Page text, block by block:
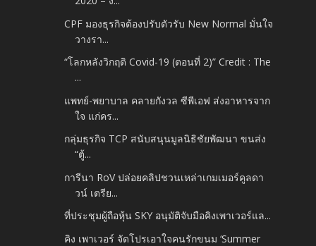
CPF มองธุรกิจต้องปรับตัวรับ New Normal มั่นใจ
วางรา...
“โลกหลังวิกฤติ Covid-19 (ตอนที่ 2)” Credit : The
...
แพทย์-พยาบาล คลายกังวล ซีพีเอฟ ส่งอาหารจาก
ใจ แก่คร...
กลุ่มธุรกิจ TCP สนับสนุนมูลนิธิชัยพัฒนา ขนส่ง
“ตู้...
การีนา RoV ปล่อยคลิปชวนเหล่าเกมเมอร์คูลดา
วน์ เตรีย...
ที่ประชุมผู้ถือหุ้น SKY อนุมัติจับมือคิงเพาเวอร์แล...
คิง เพาเวอร์ จัดโปรเอาใจคนรักขนม ‘Summer